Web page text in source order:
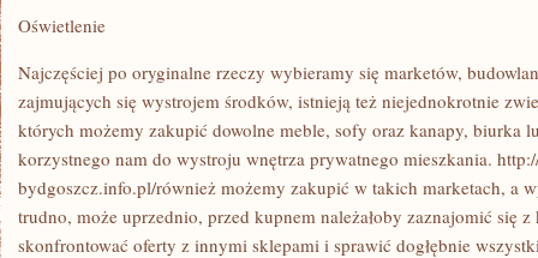
ŚCIEKÓW
Oświetlenie
Najczęściej po oryginalne rzeczy wybieramy się marketów,
zajmujących się wystrojem środków, istnieją też niejednokrotnie
których możemy zakupić dowolne meble, sofy oraz kanapy, biurka
korzystnego nam do wystroju wnętrza prywatnego mieszkania.
bydgoszcz.info.pl/również możemy zakupić w takich marketach, a
trudno, może uprzednio, przed kupnem należałoby zaznajomić się
skonfrontować oferty z innymi sklepami i sprawić dogłębnie